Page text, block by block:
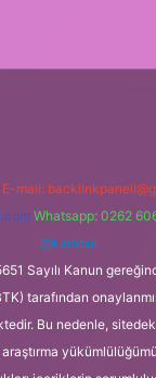
E-mail:
Whatsapp: 0262
@karabul
Sayılı Kanun
tarafından
Bu nedenle,